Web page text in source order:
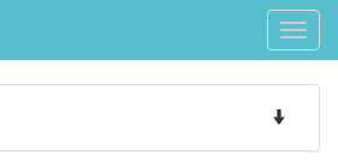
Toggle
Toggle